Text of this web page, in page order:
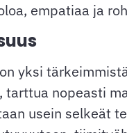
empatiaa ja
yksi
tarttua nopeasti
usein selkeät